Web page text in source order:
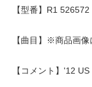
【型番】R1 526572
【曲目】※商品画
【コメント】'12